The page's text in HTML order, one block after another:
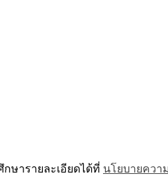
ษารายละเอียดได้ที่ นโยบายควา